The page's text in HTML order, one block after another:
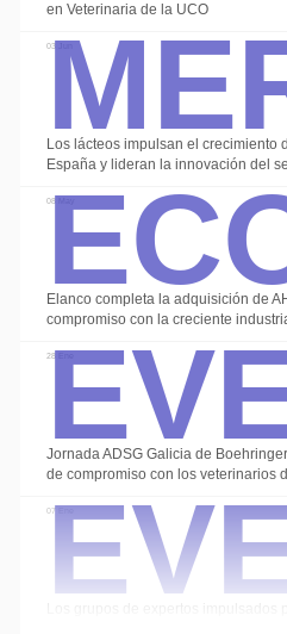
en Veterinaria de la UCO
03 Jun
Los lácteos impulsan el crecimiento
España y lideran la innovación del
08 May
Elanco completa la adquisición de
compromiso con la creciente
28 Ene
Jornada ADSG Galicia de
de compromiso con los veterinarios
07 Ene